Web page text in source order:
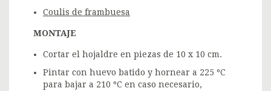
Coulis de frambuesa
MONTAJE
Cortar el hojaldre en piezas de 10 x 10 cm.
Pintar con huevo batido y hornear a 225 ºC
para bajar a 210 ºC en caso necesario,